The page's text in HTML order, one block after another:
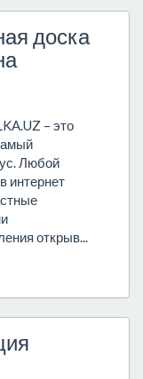
доска
– это
Любой
интернет
открыв...